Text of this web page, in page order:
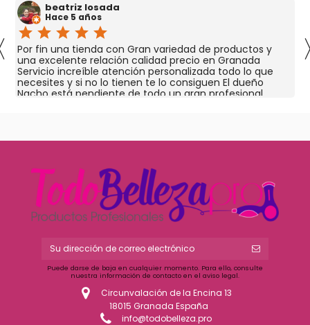
beatriz losada
Hace 5 años
star star star star star
Por fin una tienda con Gran variedad de productos y
una excelente relación calidad precio en Granada
Servicio increíble atención personalizada todo lo que
necesites y si no lo tienen te lo consiguen El dueño
Nacho está pendiente de todo un gran profesional
Puede darse de baja en cualquier momento. Para ello, consulte
nuestra información de contacto en el aviso legal.
Circunvalación de la Encina 13
18015 Granada España
info@todobelleza.pro